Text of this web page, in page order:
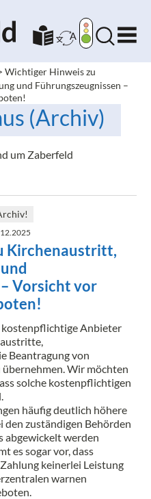
Wichtiger Hinweis zu
und Führungszeugnissen –
(Archiv)
um Zaberfeld
Kirchenaustritt,
Vorsicht vor
Anbieter
Beantragung von
übernehmen. Wir möchten
solche kostenpflichtigen
häufig deutlich höhere
den zuständigen Behörden
abgewickelt werden
es sogar vor, dass
keinerlei Leistung
warnen